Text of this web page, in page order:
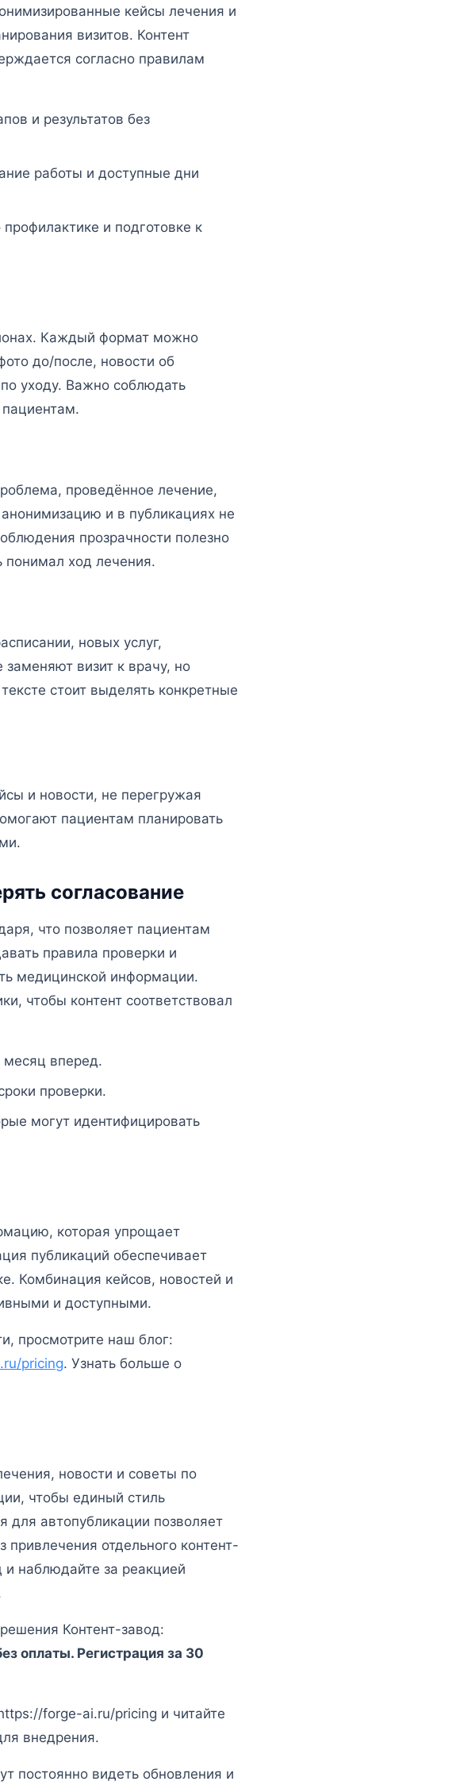
кейсы лечения и
визитов. Контент
согласно правилам
и результатов без
работы и доступные дни
и подготовке к
Каждый формат можно
до/после, новости об
уходу. Важно соблюдать
проведённое лечение,
и в публикациях не
прозрачности полезно
понимал ход лечения.
новых услуг,
заменяют визит к врачу, но
стоит выделять конкретные
и новости, не перегружая
пациентам планировать
согласование
что позволяет пациентам
правила проверки и
медицинской информации.
чтобы контент соответствовал
месяц вперед.
проверки.
могут идентифицировать
которая упрощает
публикаций обеспечивает
Комбинация кейсов, новостей и
и доступными.
просмотрите наш блог:
pricing. Узнать больше о
новости и советы по
чтобы единый стиль
для автопубликации позволяет
привлечения отдельного контент-
наблюдайте за реакцией
Контент-завод:
оплаты. Регистрация за 30
forge-ai.ru/pricing и читайте
внедрения.
постоянно видеть обновления и